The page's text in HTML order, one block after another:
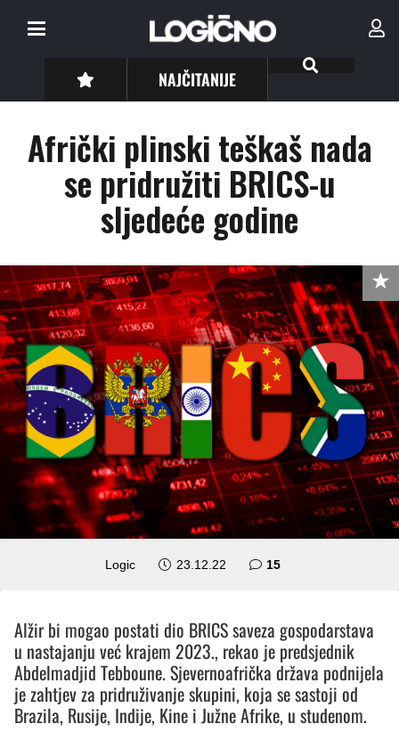
NAJČITANIJE
Afrički plinski teškaš nada
se pridružiti BRICS-u
sljedeće godine
Logic 23.12.22 15komentara
Alžir bi mogao postati dio BRICS saveza gospodarstava
u nastajanju već krajem 2023., rekao je predsjednik
Abdelmadjid Tebboune. Sjevernoafrička država podnijela
je zahtjev za pridruživanje skupini, koja se sastoji od
Brazila, Rusije, Indije, Kine i Južne Afrike, u studenom.